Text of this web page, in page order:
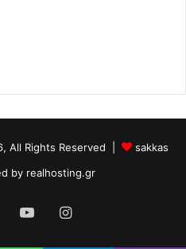
All Rights Reserved |
sakkas
by realhosting.gr
YouTubeInstagram